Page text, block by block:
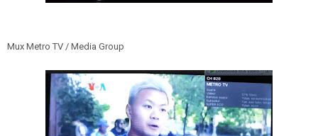
Mux Metro TV / Media Group